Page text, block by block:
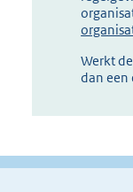
Werkt
dan een